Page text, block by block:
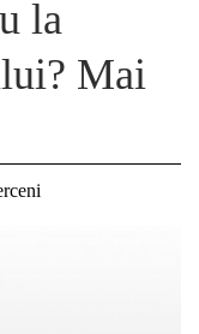
la
Mai